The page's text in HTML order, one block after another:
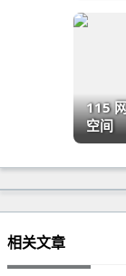
115
空间
相关文章